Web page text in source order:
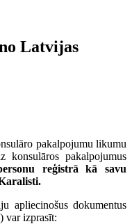
Latvijas
pakalpojumu likumu
konsulāros pakalpojumus
reģistrā kā savu
apliecinošus dokumentus
var izprasīt: